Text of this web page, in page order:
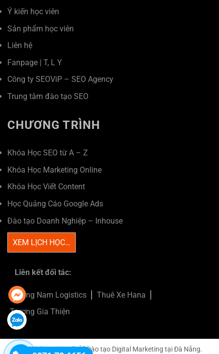
Ý kiến học viên
Sản phẩm học viên
Liên hệ
Fanpage | T, L Y
Công ty SEOViP – SEO Agency
Trung tâm đào tạo SEO
CHƯƠNG TRÌNH
Khóa Học SEO từ A – Z
Khóa Học Marketing Online
Khóa Học Viết Content
Học Quảng Cáo Google Ads
Đào tạo Doanh Nghiệp – Inhouse
XEM LỊCH HỌC…
Liên kết đối tác:
Trường Nam Logistics
Thuê Xe Hana
Trương Gia Thiện
Copyright 2026 © "LÒ"Đào tạo Digital Marketing tại Đà Nẵng.